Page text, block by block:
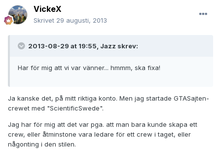
VickeX
Skrivet 29 augusti, 2013
2013-08-29 at 19:55, Jazz skrev:
Har för mig att vi var vänner... hmmm, ska fixa!
Ja kanske det, på mitt riktiga konto. Men jag startade GTASajten-
crewet med "ScientificSwede".
Jag har för mig att det var pga. att man bara kunde skapa ett
crew, eller åtminstone vara ledare för ett crew i taget, eller
någonting i den stilen.